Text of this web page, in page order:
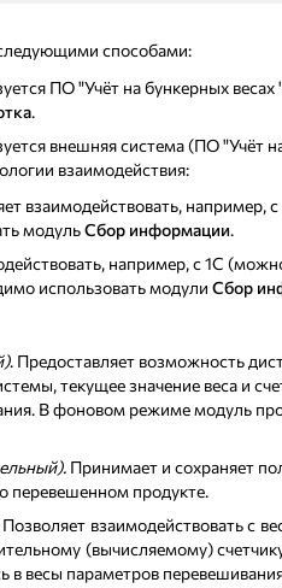
способами:
ПО "Учёт на бункерных
.
внешняя система (ПО "Учёт
взаимодействия:
взаимодействовать, например,
модульСбор информации.
например, с 1С
использовать модули Сбор
. Предоставляет возможность
текущее значение веса и
В фоновом режиме модуль
Принимает и сохраняет
перевешенном продукте.
взаимодействовать с
(вычисляемому)
в весы параметров